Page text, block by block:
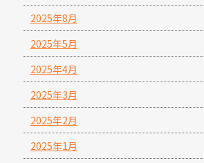
2025年8月
2025年5月
2025年4月
2025年3月
2025年2月
2025年1月